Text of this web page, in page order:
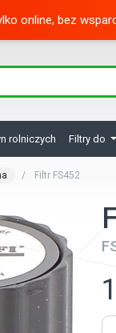
online, bez
rolniczych Filtry do
Filtr FS452